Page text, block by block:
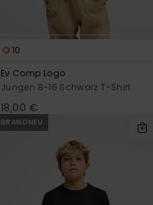
10
Ev Comp Logo
Jungen 8-16 Schwarz T-Shirt
18,00 €
BRANDNEU